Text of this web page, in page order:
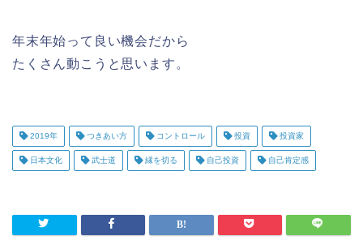
年末年始って良い機会だから
たくさん動こうと思います。
2019年 つきあい方 コントロール 投資 投資家
日本文化 武士道 縁を切る 自己投資 自己肯定感